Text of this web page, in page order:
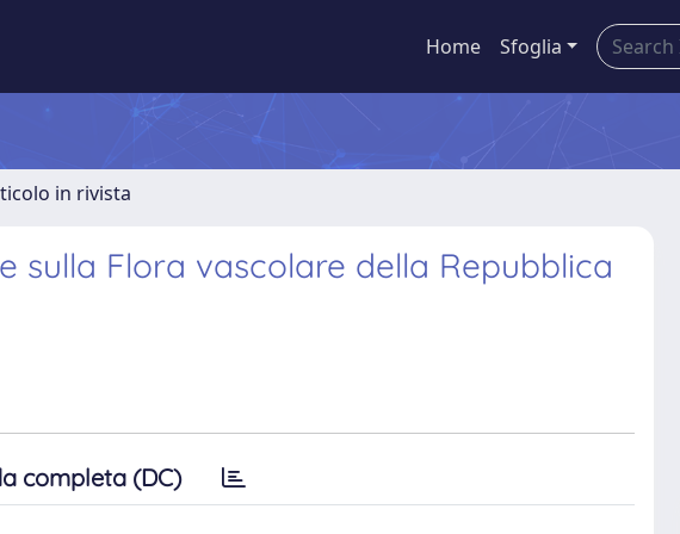
Home Sfoglia
in rivista
sulla Flora vascolare della Repubblica
completa (DC)